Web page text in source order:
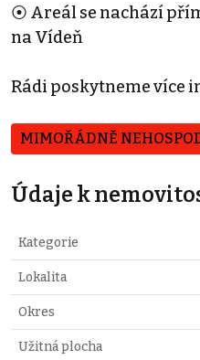
⦿ Areál se nachází
na Vídeň
Rádi poskytneme více
MIMOŘÁDNĚ
Údaje k
Kategorie
Lokalita
Okres
Užitná plocha